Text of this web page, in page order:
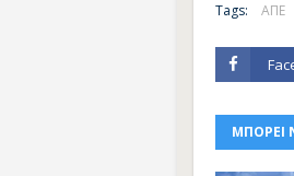
Tags: ΑΠΕ
ΜΠΟΡΕΙ